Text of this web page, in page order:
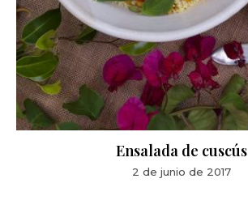
Ensalada de cuscús
2 de junio de 2017